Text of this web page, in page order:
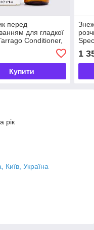
перед
для гладкої
Conditioner,
Купити
1
рік
Україна